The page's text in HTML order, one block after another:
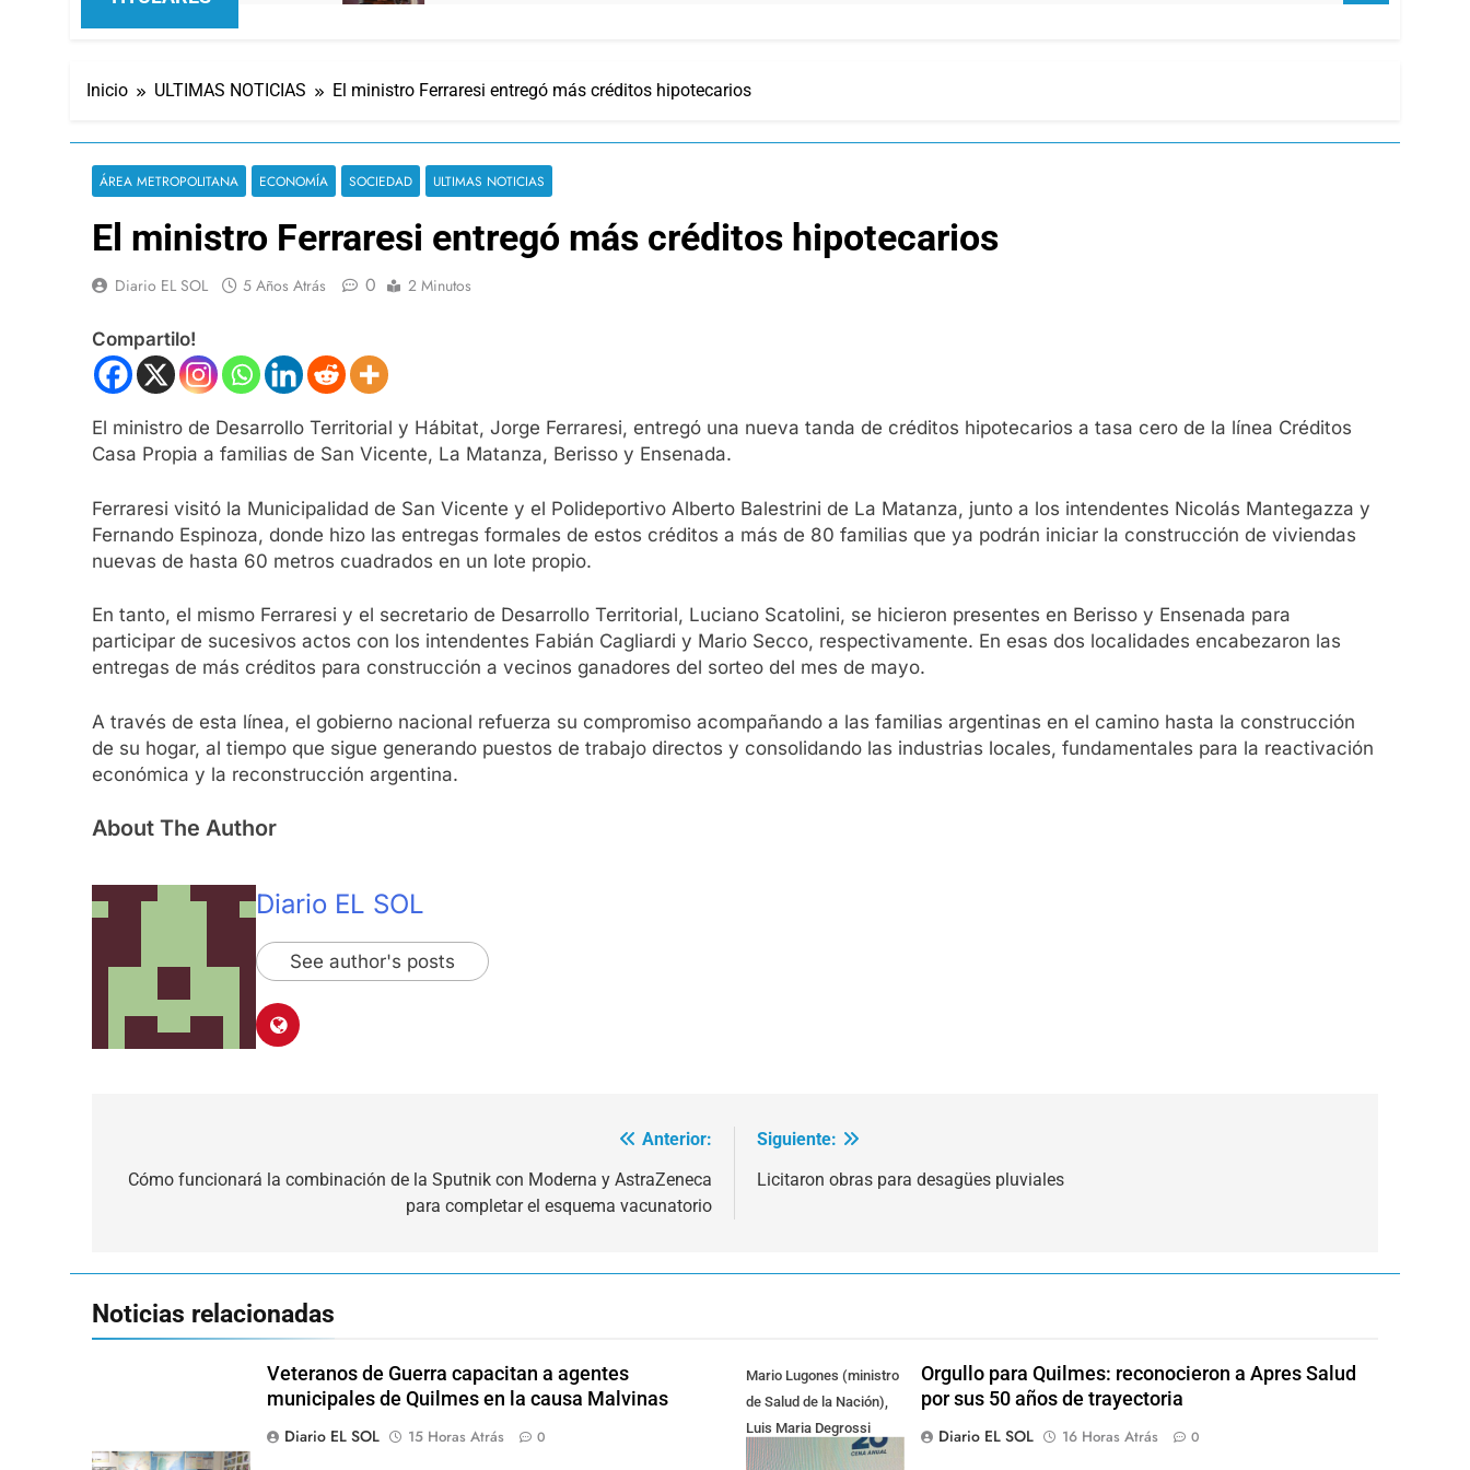
Inicio ULTIMAS NOTICIAS El ministro Ferraresi entregó más créditos hipotecarios
ÁREA METROPOLITANA ECONOMÍA SOCIEDAD ULTIMAS NOTICIAS
El ministro Ferraresi entregó más créditos hipotecarios
Diario EL SOL 5 Años Atrás 0 2 Minutos
Compartilo!
El ministro de Desarrollo Territorial y Hábitat, Jorge Ferraresi, entregó una nueva tanda de créditos hipotecarios a tasa cero de la línea Créditos
Casa Propia a familias de San Vicente, La Matanza, Berisso y Ensenada.
Ferraresi visitó la Municipalidad de San Vicente y el Polideportivo Alberto Balestrini de La Matanza, junto a los intendentes Nicolás Mantegazza y
Fernando Espinoza, donde hizo las entregas formales de estos créditos a más de 80 familias que ya podrán iniciar la construcción de viviendas
nuevas de hasta 60 metros cuadrados en un lote propio.
En tanto, el mismo Ferraresi y el secretario de Desarrollo Territorial, Luciano Scatolini, se hicieron presentes en Berisso y Ensenada para
participar de sucesivos actos con los intendentes Fabián Cagliardi y Mario Secco, respectivamente. En esas dos localidades encabezaron las
entregas de más créditos para construcción a vecinos ganadores del sorteo del mes de mayo.
A través de esta línea, el gobierno nacional refuerza su compromiso acompañando a las familias argentinas en el camino hasta la construcción
de su hogar, al tiempo que sigue generando puestos de trabajo directos y consolidando las industrias locales, fundamentales para la reactivación
económica y la reconstrucción argentina.
About The Author
Diario EL SOL
See author's posts
de
Anterior:
Cómo funcionará la combinación de la Sputnik con Moderna y AstraZeneca
para completar el esquema vacunatorio
Siguiente:
Licitaron obras para desagües pluviales
Noticias relacionadas
Veteranos de Guerra capacitan a agentes
municipales de Quilmes en la causa Malvinas
Diario EL SOL
15 Horas Atrás 0
Mario Lugones (ministro
de Salud de la Nación),
Luis Maria Degrossi
(Presidente de Apres
Orgullo para Quilmes: reconocieron a Apres Salud
por sus 50 años de trayectoria
Diario EL SOL
16 Horas Atrás 0